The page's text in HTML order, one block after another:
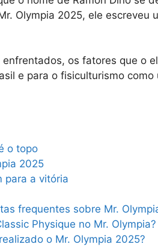
Olympia 2025, ele escreveu
os fatores que o
e para o fisiculturismo como
o topo
2025
para a vitória
frequentes sobre Mr.
Physique no Mr. Olympia?
o Mr. Olympia 2025?